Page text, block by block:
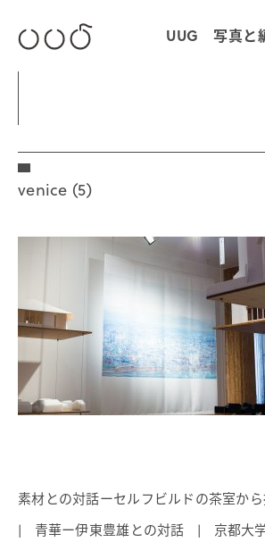
UUG 写真と
venice (5)
素材との対話ーセルフビルドの茶室か
| 青華ー伊東豊雄との対話 |
京都大